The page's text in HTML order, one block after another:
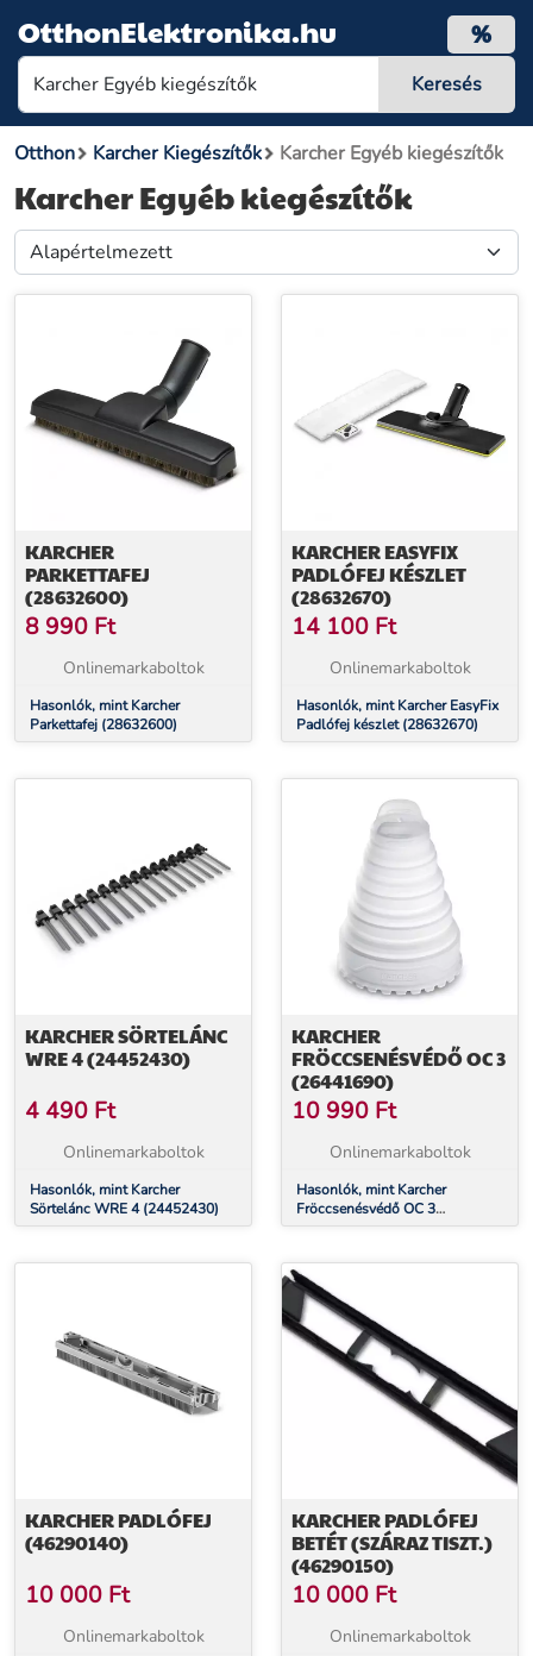
OtthonElektronika.hu %
Otthon Karcher Kiegészítők Karcher Egyéb kiegészítők
Karcher Egyéb kiegészítők
KARCHER
PARKETTAFEJ
(28632600)
8 990 Ft
Onlinemarkaboltok
Hasonlók, mint Karcher
Parkettafej (28632600)
KARCHER EASYFIX
PADLÓFEJ KÉSZLET
(28632670)
14 100 Ft
Onlinemarkaboltok
Hasonlók, mint Karcher EasyFix
Padlófej készlet (28632670)
KARCHER SÖRTELÁNC
WRE 4 (24452430)
4 490 Ft
Onlinemarkaboltok
Hasonlók, mint Karcher
Sörtelánc WRE 4 (24452430)
KARCHER
FRÖCCSENÉSVÉDŐ OC 3
(26441690)
10 990 Ft
Onlinemarkaboltok
Hasonlók, mint Karcher
Fröccsenésvédő OC 3
(26441690)
KARCHER PADLÓFEJ
(46290140)
10 000 Ft
Onlinemarkaboltok
KARCHER PADLÓFEJ
BETÉT (SZÁRAZ TISZT.)
(46290150)
10 000 Ft
Onlinemarkaboltok